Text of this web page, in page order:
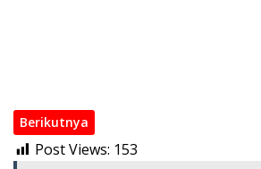
Berikutnya
Post Views: 153